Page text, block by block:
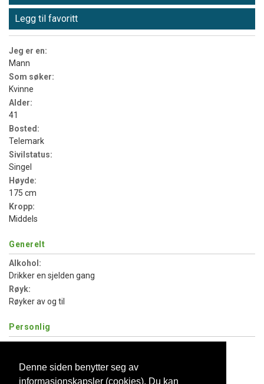
Denne siden benytter seg av
informasjonskapsler (cookies). Du kan
Legg til favoritt
Jeg er en:
Mann
Som søker:
Kvinne
Alder:
41
Bosted:
Telemark
Sivilstatus:
Singel
Høyde:
175 cm
Kropp:
Middels
Generelt
Alkohol:
Drikker en sjelden gang
Røyk:
Røyker av og til
Personlig
Vil ha barn: